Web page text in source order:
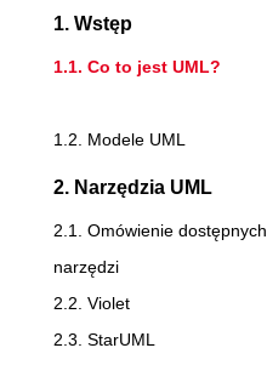
1. Wstęp
1.1. Co to jest UML?
1.2. Modele UML
2. Narzędzia UML
2.1. Omówienie dostępnych
narzędzi
2.2. Violet
2.3. StarUML